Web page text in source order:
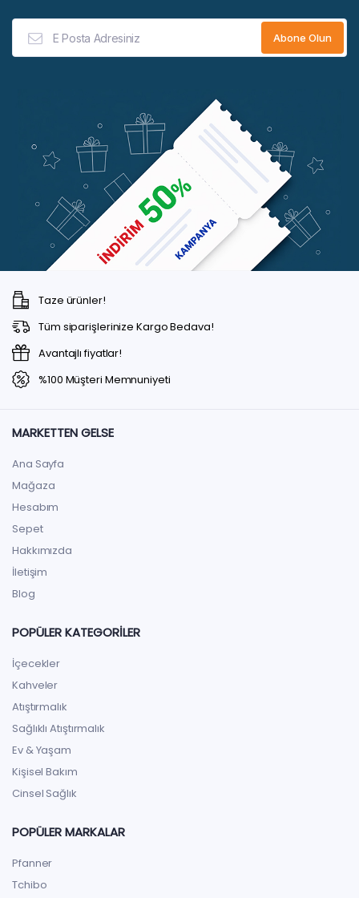
Taze ürünler!
Tüm siparişlerinize Kargo Bedava!
Avantajlı fiyatlar!
%100 Müşteri Memnuniyeti
MARKETTEN GELSE
Ana Sayfa
Mağaza
Hesabım
Sepet
Hakkımızda
İletişim
Blog
POPÜLER KATEGORILER
İçecekler
Kahveler
Atıştırmalık
Sağlıklı Atıştırmalık
Ev & Yaşam
Kişisel Bakım
Cinsel Sağlık
POPÜLER MARKALAR
Pfanner
Tchibo